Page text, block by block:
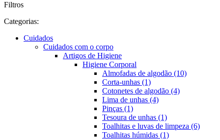
Filtros
Categorias:
Cuidados
Cuidados com o corpo
Artigos de Higiene
Higiene Corporal
Almofadas de algodão (10)
Corta-unhas (1)
Cotonetes de algodão (4)
Lima de unhas (4)
Pinças (1)
Tesoura de unhas (1)
Toalhitas e luvas de limpeza (6)
Toalhitas húmidas (1)